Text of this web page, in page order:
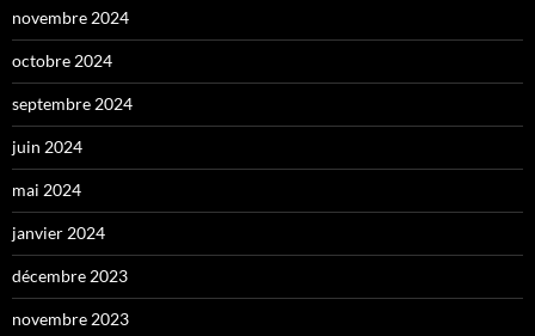
novembre 2024
octobre 2024
septembre 2024
juin 2024
mai 2024
janvier 2024
décembre 2023
novembre 2023